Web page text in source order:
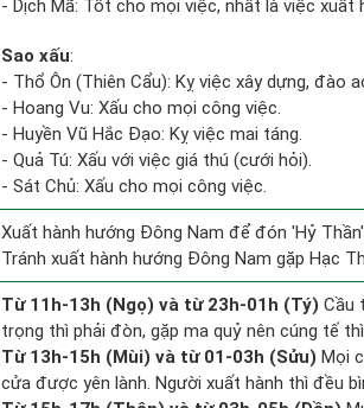
- Dịch Mã: Tốt cho mọi việc, nhất là việc xuất
Sao xấu:
- Thổ Ôn (Thiên Cẩu): Kỵ việc xây dựng, đào
- Hoang Vu: Xấu cho mọi công việc.
- Huyền Vũ Hắc Đạo: Kỵ việc mai táng.
- Quả Tú: Xấu với việc giá thú (cưới hỏi).
- Sát Chủ: Xấu cho mọi công việc.
Xuất hành hướng Đông Nam để đón 'Hỷ
Tránh xuất hành hướng Đông Nam gặp Hạc
Từ 11h-13h (Ngọ) và từ 23h-01h (Tý) Cầu
trọng thì phải đòn, gặp ma quỷ nên cúng tế
Từ 13h-15h (Mùi) và từ 01-03h (Sửu) Mọi
cửa được yên lành. Người xuất hành thì đều